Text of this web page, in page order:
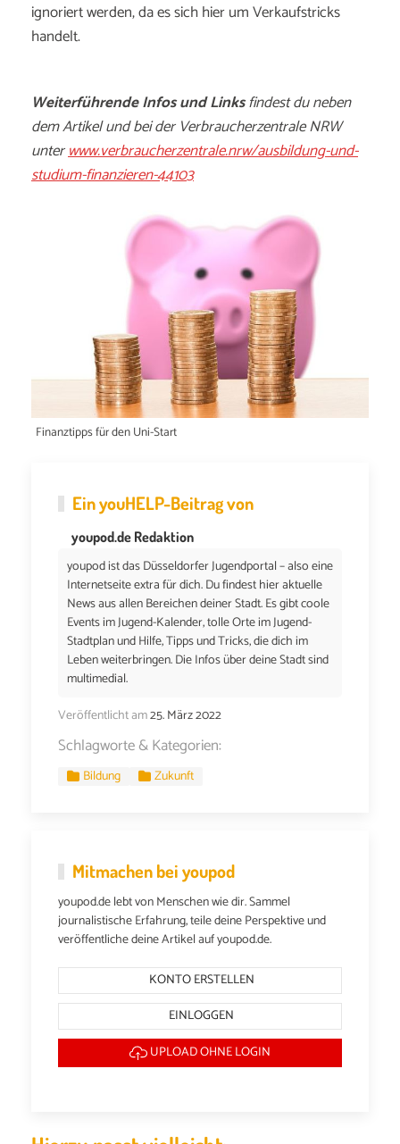
ignoriert werden, da es sich hier um Verkaufstricks
handelt.
Weiterführende Infos und Linksfindest du neben
dem Artikel und bei der Verbraucherzentrale NRW
unterwww.verbraucherzentrale.nrw/ausbildung-und-
studium-finanzieren-44103
Finanztipps für den Uni-Start
EinyouHELP-Beitrag von
youpod.de Redaktion
youpod ist das Düsseldorfer Jugendportal – also eine
Internetseite extra für dich. Du findest hier aktuelle
News aus allen Bereichen deiner Stadt. Es gibt coole
Events im Jugend-Kalender, tolle Orte im Jugend-
Stadtplan und Hilfe, Tipps und Tricks, die dich im
Leben weiterbringen. Die Infos über deine Stadt sind
multimedial.
Veröffentlicht am25. März 2022
Schlagworte & Kategorien:
Bildung Zukunft
Mitmachen bei youpod
youpod.de lebt von Menschen wie dir. Sammel
journalistische Erfahrung, teile deine Perspektive und
veröffentliche deine Artikel auf youpod.de.
KONTO ERSTELLEN
EINLOGGEN
UPLOAD OHNE LOGIN